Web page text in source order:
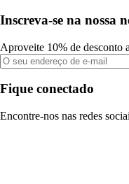
Inscreva-se na nossa
Aproveite 10% de desconto
Fique conectado
Encontre-nos nas redes